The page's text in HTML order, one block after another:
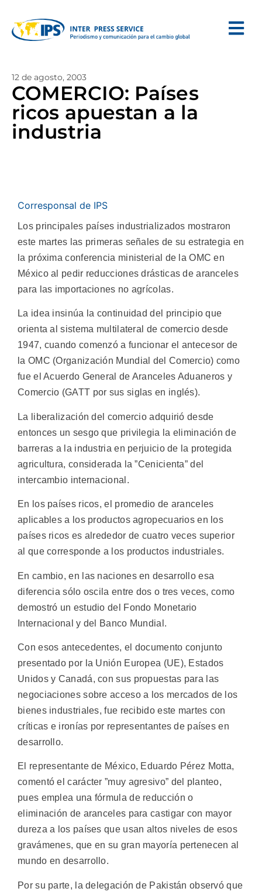
12 de agosto, 2003
COMERCIO: Países
ricos apuestan a la
industria
Corresponsal de IPS
Los principales países industrializados mostraron
este martes las primeras señales de su estrategia en
la próxima conferencia ministerial de la OMC en
México al pedir reducciones drásticas de aranceles
para las importaciones no agrícolas.
La idea insinúa la continuidad del principio que
orienta al sistema multilateral de comercio desde
1947, cuando comenzó a funcionar el antecesor de
la OMC (Organización Mundial del Comercio) como
fue el Acuerdo General de Aranceles Aduaneros y
Comercio (GATT por sus siglas en inglés).
La liberalización del comercio adquirió desde
entonces un sesgo que privilegia la eliminación de
barreras a la industria en perjuicio de la protegida
agricultura, considerada la ”Cenicienta” del
intercambio internacional.
En los países ricos, el promedio de aranceles
aplicables a los productos agropecuarios en los
países ricos es alrededor de cuatro veces superior
al que corresponde a los productos industriales.
En cambio, en las naciones en desarrollo esa
diferencia sólo oscila entre dos o tres veces, como
demostró un estudio del Fondo Monetario
Internacional y del Banco Mundial.
Con esos antecedentes, el documento conjunto
presentado por la Unión Europea (UE), Estados
Unidos y Canadá, con sus propuestas para las
negociaciones sobre acceso a los mercados de los
bienes industriales, fue recibido este martes con
críticas e ironías por representantes de países en
desarrollo.
El representante de México, Eduardo Pérez Motta,
comentó el carácter ”muy agresivo” del planteo,
pues emplea una fórmula de reducción o
eliminación de aranceles para castigar con mayor
dureza a los países que usan altos niveles de esos
gravámenes, que en su gran mayoría pertenecen al
mundo en desarrollo.
Por su parte, la delegación de Pakistán observó que